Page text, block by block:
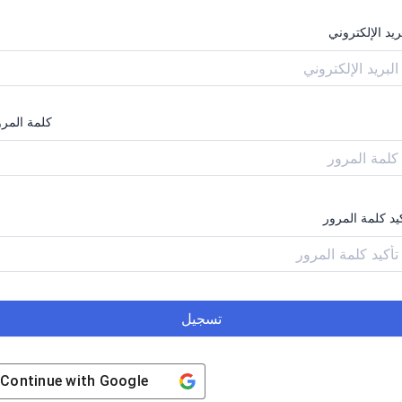
الإلكتروني
كلمة
كلمة المرور
تسجيل
Continue with Google